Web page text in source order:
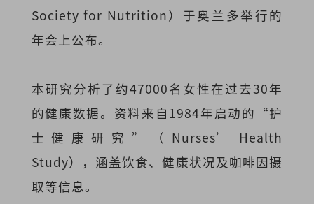
Society for Nutrition）于奥兰多举行的
年会上公布。
本研究分析了约47000名女性在过去30年
的健康数据。资料来自1984年启动的“护
士健康研究”（Nurses’ Health
Study），涵盖饮食、健康状况及咖啡因摄
取等信息。